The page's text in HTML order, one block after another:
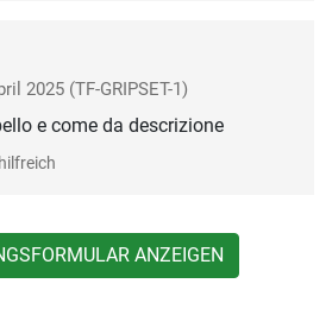
2025 (TF-GRIPSET-1)
e come da descrizione
ANZEIGEN